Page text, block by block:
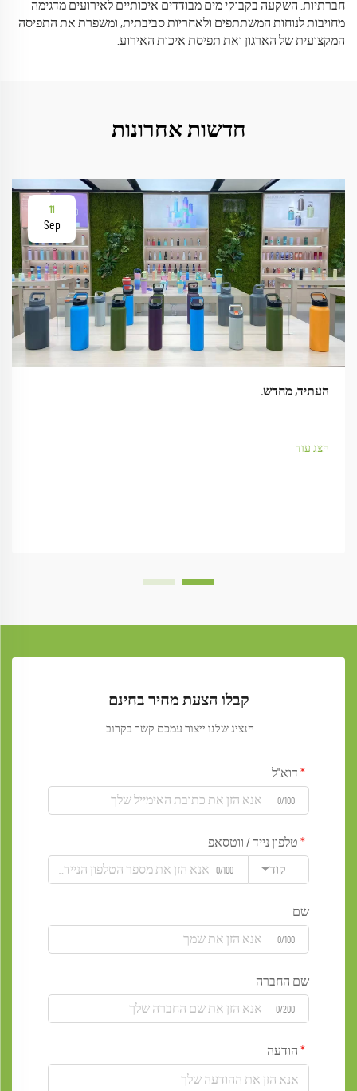
חברתיות. השקעה בקבוקי מים מבודדים איכותיים לאירועים מדגימה
מחויבות לנוחות המשתתפים ולאחריות סביבתית, ומשפרת את התפיסה
המקצועית של הארגון ואת תפיסת איכות האירוע.
חדשות אחרונות
11
Sep
העתיד, מחדש.
הצג עוד
קבלו הצעת מחיר בחינם
הנציג שלנו ייצור עמכם קשר בקרוב.
דוא"ל
0/100
טלפון נייד / ווטסאפ
קוד 0/100
שם
0/100
שם החברה
0/200
הודעה